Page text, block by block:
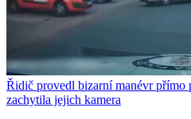
Řidič provedl bizarní manévr přímo
zachytila jejich kamera